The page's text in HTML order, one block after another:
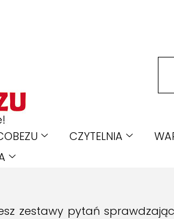
CZYTELNIA
zestawy pytań